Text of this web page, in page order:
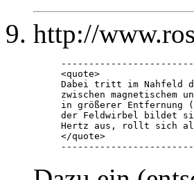
http://
<quote>
Dabei tritt im Nahfeld
zwischen
in größerer
der Feldwirbel bildet
Hertz aus, rollt sich
</quote>